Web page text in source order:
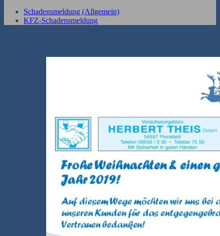
Schadensmeldung (Allgemein)
KFZ-Schadensmeldung